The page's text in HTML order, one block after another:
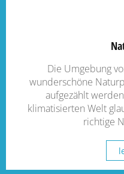
Die Umgebung
wunderschöne
aufgezählt
klimatisierten Welt
richtige